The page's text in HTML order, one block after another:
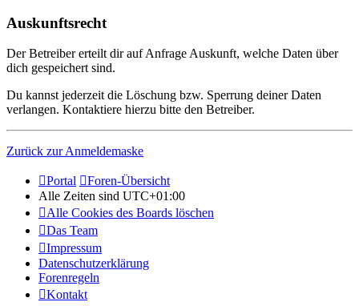
Auskunftsrecht
Der Betreiber erteilt dir auf Anfrage Auskunft, welche Daten über
dich gespeichert sind.
Du kannst jederzeit die Löschung bzw. Sperrung deiner Daten
verlangen. Kontaktiere hierzu bitte den Betreiber.
Zurück zur Anmeldemaske
Portal
Foren-Übersicht
Alle Zeiten sind UTC+01:00
Alle Cookies des Boards löschen
Das Team
Impressum
Datenschutzerklärung
Forenregeln
Kontakt